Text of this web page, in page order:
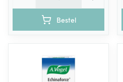
Bestel